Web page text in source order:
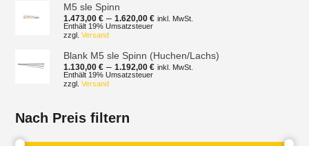
M5 sle Spinn
1.473,00€ –1.620,00€Preisspanne:
inkl. MwSt.
Enthält 19% Umsatzsteuer
zzgl.Versand
Blank M5 sle Spinn (Huchen/Lachs)
1.130,00€ –1.192,00€Preisspanne:
inkl. MwSt.
Enthält 19% Umsatzsteuer
zzgl.Versand
Nach Preis filtern